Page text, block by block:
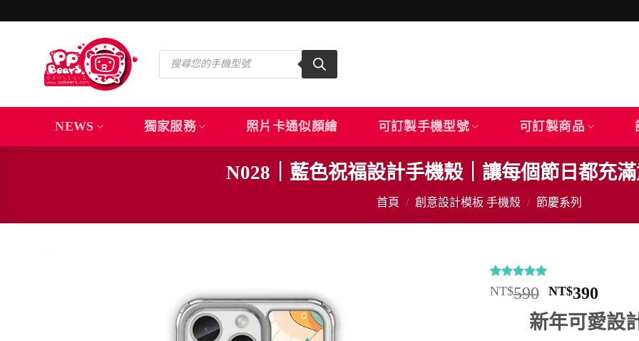
Products
search
NEWS 獨家服務 照片卡通似顏繪 可訂製手機型號 可訂製商品
N028｜藍色祝福設計手機殼｜讓每個節日都充
首頁 / 創意設計模板 手機殼 / 節慶系列
評分5/
5，已有
10
位
顧客進行評
NT$590 原
始
價
NT$390
前
價
新年可愛設